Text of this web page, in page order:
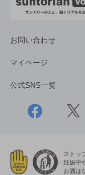
お問い合わせ
マイページ
公式SNS一覧
ストッ
妊娠中
お酒は